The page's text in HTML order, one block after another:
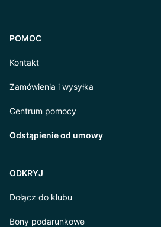
POMOC
Kontakt
Zamówienia i wysyłka
Centrum pomocy
Odstąpienie od umowy
ODKRYJ
Dołącz do klubu
Bony podarunkowe